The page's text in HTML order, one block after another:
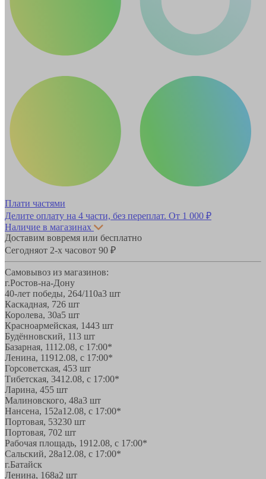
Плати частями
Делите оплату на 4 части, без переплат. От 1 000 ₽
Наличие в магазинах
Доставим вовремя или бесплатно
Сегодняот 2-х часовот 90 ₽
Самовывоз из магазинов:
г.Ростов-на-Дону
40-лет победы, 264/110а3 шт
Каскадная, 726 шт
Королева, 30а5 шт
Красноармейская, 1443 шт
Будённовский, 113 шт
Базарная, 1112.08, с 17:00*
Ленина, 11912.08, с 17:00*
Горсоветская, 453 шт
Тибетская, 3412.08, с 17:00*
Ларина, 455 шт
Малиновского, 48а3 шт
Нансена, 152а12.08, с 17:00*
Портовая, 53230 шт
Портовая, 702 шт
Рабочая площадь, 1912.08, с 17:00*
Сальский, 28a12.08, с 17:00*
г.Батайск
Ленина, 168а2 шт